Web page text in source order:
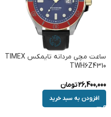
ساعت مچی مردانه تایمکس TIMEX
TWH6Z4310
26,400,000تومان
افزودن به سبد خرید